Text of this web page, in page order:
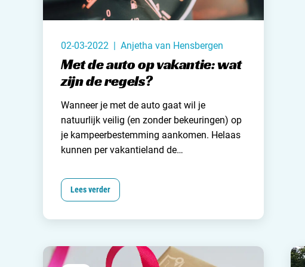
02-03-2022 | Anjetha van Hensbergen
Met de auto op vakantie: wat
zijn de regels?
Wanneer je met de auto gaat wil je
natuurlijk veilig (en zonder bekeuringen) op
je kampeerbestemming aankomen. Helaas
kunnen pervakantieland de
verschillen.
Lees verder